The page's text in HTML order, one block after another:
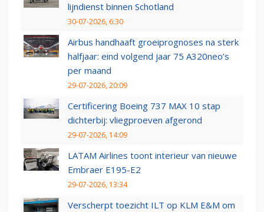
lijndienst binnen Schotland
30-07-2026, 6:30
Airbus handhaaft groeiprognoses na sterk
halfjaar: eind volgend jaar 75 A320neo’s
per maand
29-07-2026, 20:09
Certificering Boeing 737 MAX 10 stap
dichterbij: vliegproeven afgerond
29-07-2026, 14:09
LATAM Airlines toont interieur van nieuwe
Embraer E195-E2
29-07-2026, 13:34
Verscherpt toezicht ILT op KLM E&M om